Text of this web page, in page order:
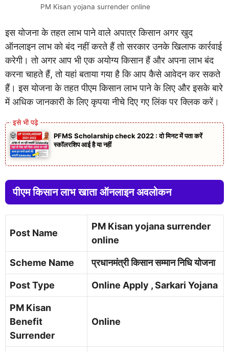
PM Kisan yojana surrender online
इस योजना के तहत लाभ पाने वाले अपात्र किसान अगर खुद
ऑनलाइन लाभ को बंद नहीं करते हैं तो सरकार उनके खिलाफ कार्रवाई
करेगी। तो अगर आप भी एक अयोग्य किसान हैं और अपना लाभ बंद
करना चाहते हैं, तो यहां बताया गया है कि आप कैसे आवेदन कर सकते
हैं। इस योजना के तहत पीएम किसान लाभ पाने के लिए और इसके बारे
में अधिक जानकारी के लिए कृपया नीचे दिए गए लिंक पर क्लिक करें।
PFMS Scholarship check 2022 : दो मिनट में पता करें
स्कॉलरशिप आई है या नहीं
पीएम किसान लाभ खाता ऑनलाइन अवलोकन
Post Name
PM Kisan yojana surrender
online
Scheme Name प्रधानमंत्री किसान सम्मान निधि योजना
Post Type Online Apply , Sarkari Yojana
PM Kisan
Benefit
Surrender
Online